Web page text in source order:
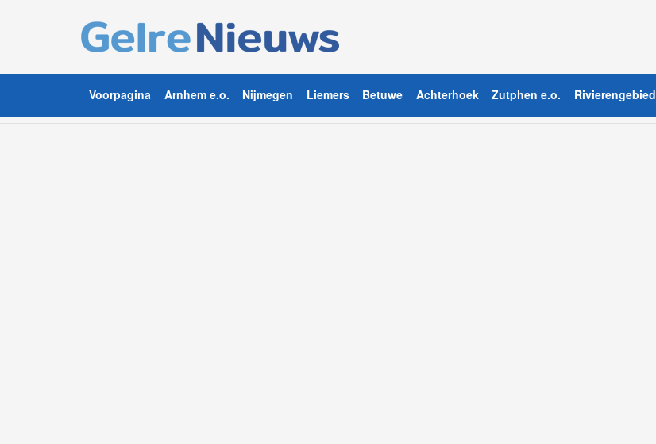
Voorpagina Arnhem e.o. Nijmegen Liemers Betuwe Achterhoek Zutphen e.o. Rivierengebied